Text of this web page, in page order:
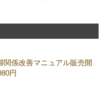
関係改善マニュアル販売開
円